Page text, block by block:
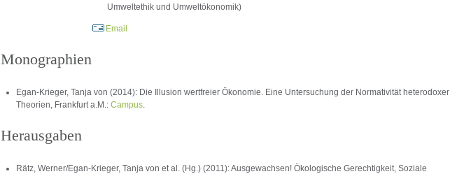
Umweltethik und Umweltökonomik)
Email
Monographien
Egan-Krieger, Tanja von (2014): Die Illusion wertfreier Ökonomie. Eine Untersuchung der Normativität heterodoxer
Theorien, Frankfurt a.M.: Campus.
Herausgaben
Rätz, Werner/Egan-Krieger, Tanja von et al. (Hg.) (2011): Ausgewachsen! Ökologische Gerechtigkeit, Soziale